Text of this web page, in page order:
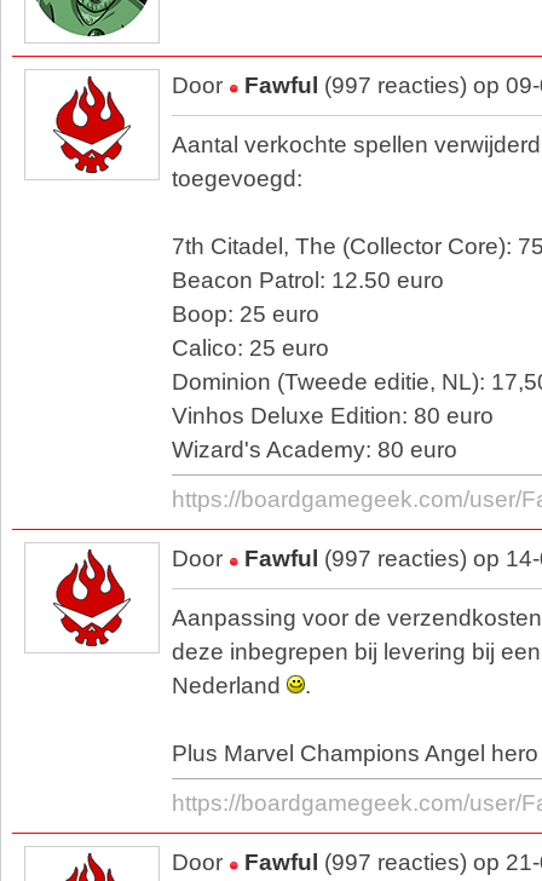
Door Fawful (997 reacties) op
Aantal verkochte spellen
toegevoegd:
7th Citadel, The (Collector Core):
Beacon Patrol: 12.50 euro
Boop: 25 euro
Calico: 25 euro
Dominion (Tweede editie, NL):
Vinhos Deluxe Edition: 80 euro
Wizard's Academy: 80 euro
https://boardgamegeek.com/user/
Door Fawful (997 reacties) op
Aanpassing voor de
deze inbegrepen bij levering bij
Nederland
.
Plus Marvel Champions Angel
https://boardgamegeek.com/user/
Door Fawful (997 reacties) op